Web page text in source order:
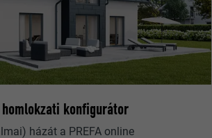
homlokzati konfigurátor
házát a PREFA online
CÉL
CÉL
NÉV